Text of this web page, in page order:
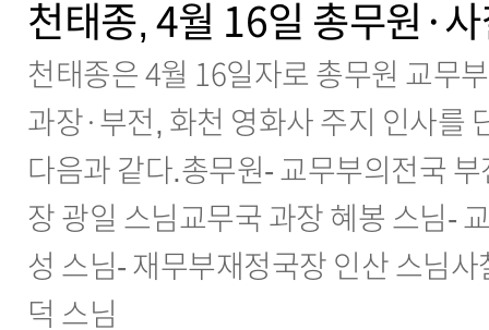
천태종, 4월 16일 총무원·
천태종은 4월 16일자로 총무원 교무
과장·부전, 화천 영화사 주지 인사를
다음과 같다.총무원- 교무부의전국
장 광일 스님교무국 과장 혜봉 스님-
성 스님- 재무부재정국장 인산 스님
덕 스님